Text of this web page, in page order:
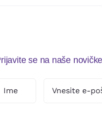
se na naše novičke